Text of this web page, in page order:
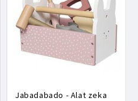
Jabadabado - Alat zeka